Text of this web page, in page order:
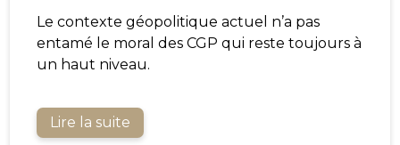
Le contexte géopolitique actuel n’a pas
entamé le moral des CGP qui reste toujours à
un haut niveau.
Lire la suite